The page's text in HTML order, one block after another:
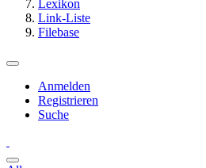
Lexikon
Link-Liste
Filebase
Anmelden
Registrieren
Suche